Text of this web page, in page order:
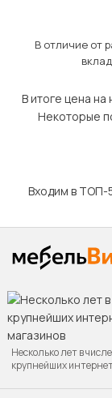
В отличие от
В итоге цена
Некоторые
Входим в ТОП-
Несколько лет в числе
крупнейших